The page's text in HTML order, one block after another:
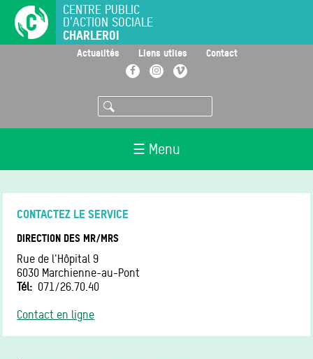
principal
CENTRE PUBLIC
D'ACTION SOCIALE
CHARLEROI
Actualités Liens utiles Contact
FacebookInstagramVimeo
Rechercher
☰ Menu
CONTACTEZ LE SERVICE
DIRECTION DES MR/MRS
Rue de l'Hôpital 9
6030 Marchienne-au-Pont
Tél
071/26.70.40
Contact en ligne